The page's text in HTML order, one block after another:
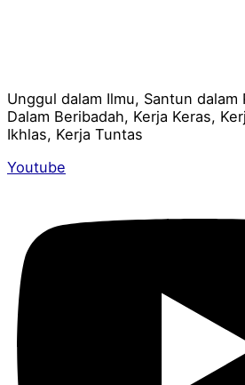
Unggul dalam Ilmu, Santun dalam
Dalam Beribadah, Kerja Keras,
Ikhlas, Kerja Tuntas
Youtube